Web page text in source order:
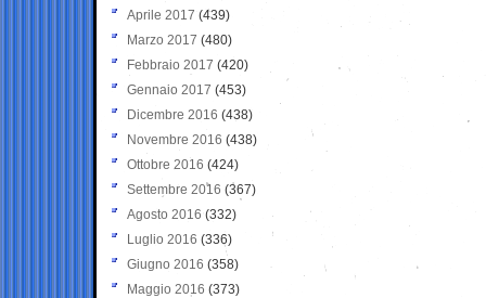
Aprile 2017 (439)
Marzo 2017 (480)
Febbraio 2017 (420)
Gennaio 2017 (453)
Dicembre 2016 (438)
Novembre 2016 (438)
Ottobre 2016 (424)
Settembre 2016 (367)
Agosto 2016 (332)
Luglio 2016 (336)
Giugno 2016 (358)
Maggio 2016 (373)